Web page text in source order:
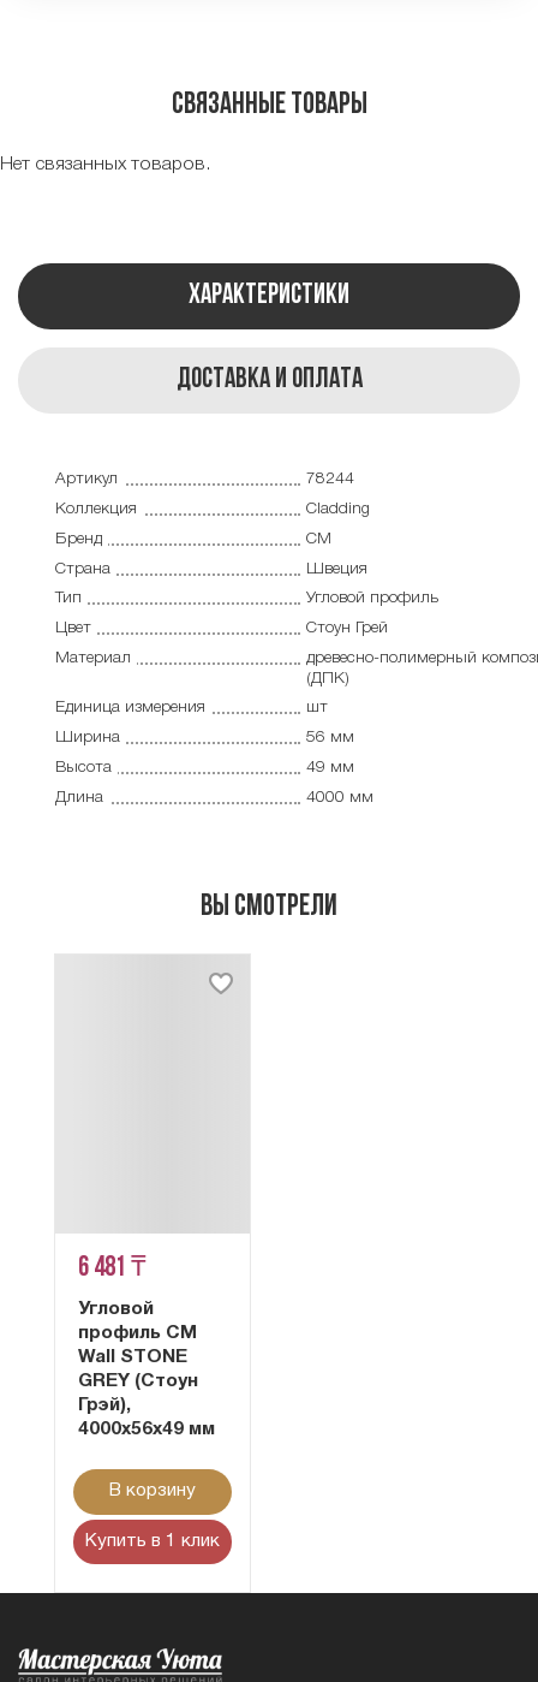
Связанные товары
Нет связанных товаров.
Характеристики
Доставка и оплата
Артикул
78244
Коллекция
Cladding
Бренд
CM
Страна
Швеция
Тип
Угловой профиль
Цвет
Стоун Грей
Материал
древесно-полимерный
(ДПК)
Единица измерения
шт
Ширина
56 мм
Высота
49 мм
Длина
4000 мм
Вы смотрели
6 481 ₸
Угловой
профиль CM
Wall STONE
GREY (Стоун
Грэй),
4000х56х49 мм
В корзину
Купить в 1 клик